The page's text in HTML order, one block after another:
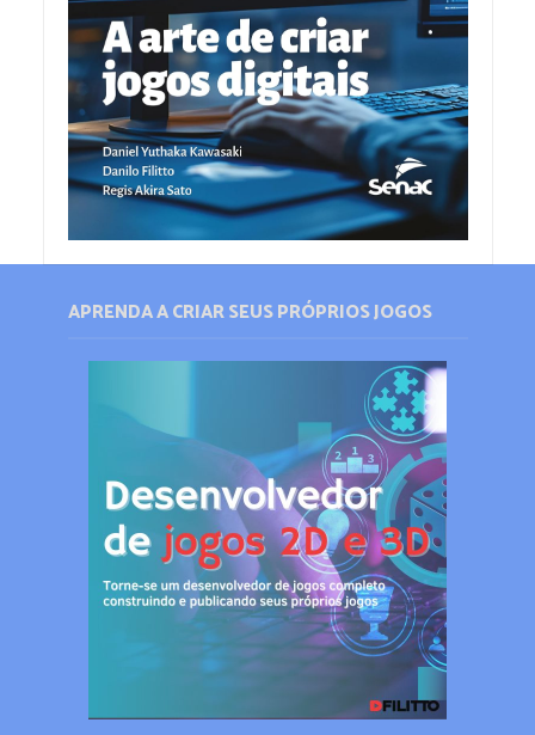
APRENDA A CRIAR SEUS PRÓPRIOS JOGOS